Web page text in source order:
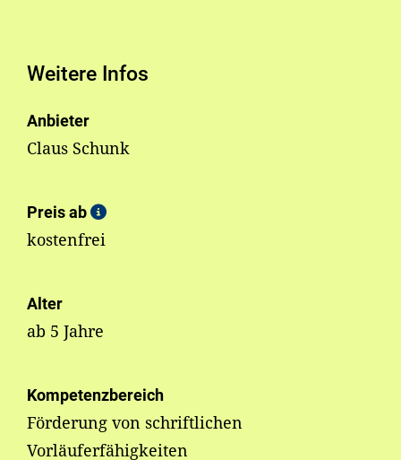
Weitere Infos
Anbieter
Claus Schunk
Preis ab
kostenfrei
Alter
ab 5 Jahre
Kompetenzbereich
Förderung von schriftlichen
Vorläuferfähigkeiten